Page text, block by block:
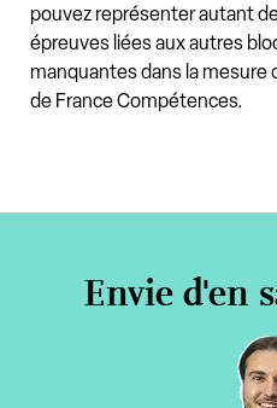
pouvez représenter autant
épreuves liées aux autres
manquantes dans la mesure
de France Compétences.
Envie d'en